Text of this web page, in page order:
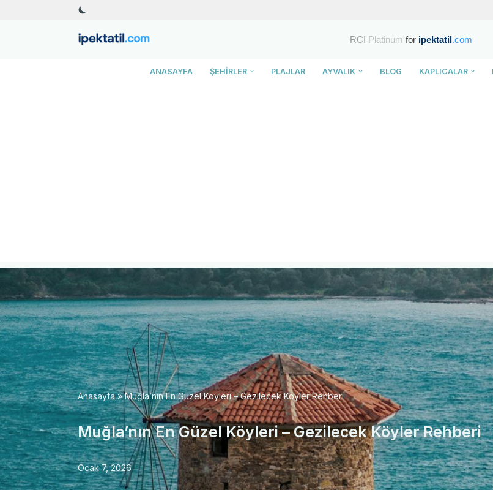
RCI Platinum for ipektatil.com
ANASAYFA ŞEHIRLER PLAJLAR AYVALIK BLOG KAPLICALAR
Anasayfa»Muğla’nın En Güzel Köyleri – Gezilecek Köyler Rehberi
Muğla’nın En Güzel Köyleri – Gezilecek Köyler Rehberi
Ocak 7, 2026